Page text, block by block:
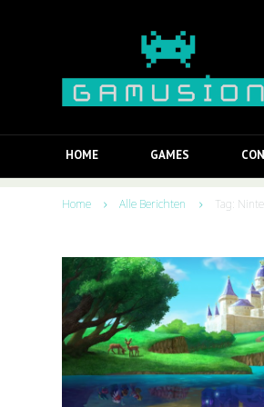
HOME GAMES
Home Alle Berichten Tag: